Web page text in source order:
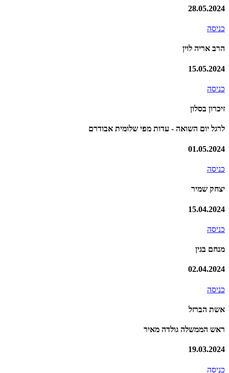
28.05.2024
כניסה
הרב אריה לוין
15.05.2024
כניסה
זיכרון בסלון
לרגל יום השואה - עדות מפי שלומית אבודרם
01.05.2024
כניסה
יצחק שמיר
15.04.2024
כניסה
מנחם בגין
02.04.2024
כניסה
אשת הברזל
ראש הממשלה גולדה מאיר
19.03.2024
כניסה